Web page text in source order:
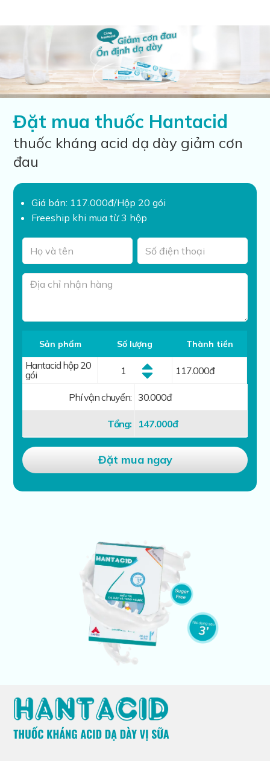
Đặt mua thuốc Hantacid
thuốc kháng acid dạ dày giảm cơn
đau
Giá bán: 117.000đ/Hộp 20 gói
Freeship khi mua từ 3 hộp
Sản phẩm
Hantacid hộp 20
gói
Số lượng Thành tiền
117.000đ
Phí vận chuyển: 30.000đ
Tổng: 147.000đ